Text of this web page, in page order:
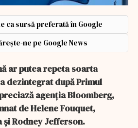
ca sursă preferată în Google
ne pe Google News
ar putea repeta soarta
dezintegrat după Primul
agenția Bloomberg,
de Helene Fouquet,
și Rodney Jefferson.